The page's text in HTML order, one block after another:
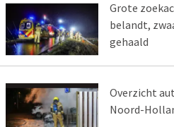
Grote
belandt,
gehaald
Overzicht
Noord-